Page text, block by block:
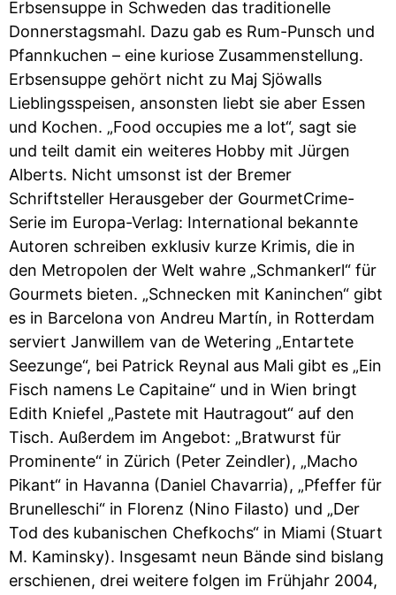
Erbsensuppe in Schweden das traditionelle
Donnerstagsmahl. Dazu gab es Rum-Punsch und
Pfannkuchen – eine kuriose Zusammenstellung.
Erbsensuppe gehört nicht zu Maj Sjöwalls
Lieblingsspeisen, ansonsten liebt sie aber Essen
und Kochen. „Food occupies me a lot“, sagt sie
und teilt damit ein weiteres Hobby mit Jürgen
Alberts. Nicht umsonst ist der Bremer
Schriftsteller Herausgeber der GourmetCrime-
Serie im Europa-Verlag: International bekannte
Autoren schreiben exklusiv kurze Krimis, die in
den Metropolen der Welt wahre „Schmankerl“ für
Gourmets bieten. „Schnecken mit Kaninchen“ gibt
es in Barcelona von Andreu Martín, in Rotterdam
serviert Janwillem van de Wetering „Entartete
Seezunge“, bei Patrick Reynal aus Mali gibt es „Ein
Fisch namens Le Capitaine“ und in Wien bringt
Edith Kniefel „Pastete mit Hautragout“ auf den
Tisch. Außerdem im Angebot: „Bratwurst für
Prominente“ in Zürich (Peter Zeindler), „Macho
Pikant“ in Havanna (Daniel Chavarria), „Pfeffer für
Brunelleschi“ in Florenz (Nino Filasto) und „Der
Tod des kubanischen Chefkochs“ in Miami (Stuart
M. Kaminsky). Insgesamt neun Bände sind bislang
erschienen, drei weitere folgen im Frühjahr 2004,